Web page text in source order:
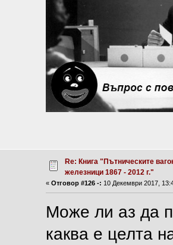
Re: Книга "Пътническите
железници 1867 - 2012 г."
«Отговор #126 -: 10 Декември 2017,
Може ли аз да
каква е целта